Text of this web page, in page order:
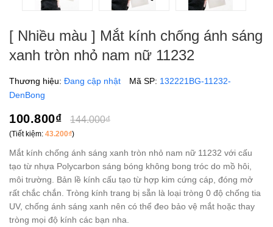
[ Nhiều màu ] Mắt kính chống ánh sáng
xanh tròn nhỏ nam nữ 11232
Thương hiệu: Đang cập nhật Mã SP: 132221BG-11232-
DenBong
100.800₫ 144.000₫
(Tiết kiệm: 43.200₫)
Mắt kính chống ánh sáng xanh tròn nhỏ nam nữ 11232 với cấu
tạo từ nhựa Polycarbon sáng bóng không bong tróc do mồ hôi,
môi trường. Bản lề kính cấu tạo từ hợp kim cứng cáp, đóng mở
rất chắc chắn. Tròng kính trang bị sẵn là loại tròng 0 độ chống tia
UV, chống ánh sáng xanh nên có thể đeo bảo vệ mắt hoặc thay
tròng mọi độ kính các bạn nha.